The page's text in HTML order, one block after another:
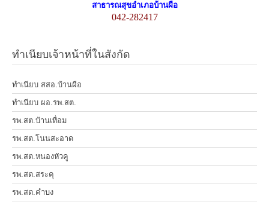
สาธารณสุขอำเภอบ้านผือ
042-282417
ทำเนียบเจ้าหน้าที่ในสังกัด
ทำเนียบ สสอ.บ้านผือ
ทำเนียบ ผอ.รพ.สต.
รพ.สต.บ้านเทื่อม
รพ.สต.โนนสะอาด
รพ.สต.หนองหัวคู
รพ.สต.สระคุ
รพ.สต.คำบง